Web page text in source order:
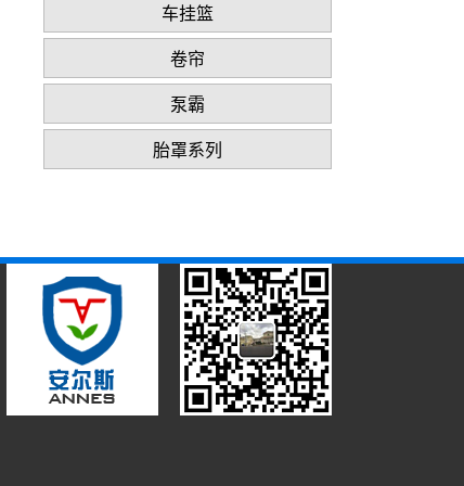
车挂篮
卷帘
泵霸
胎罩系列